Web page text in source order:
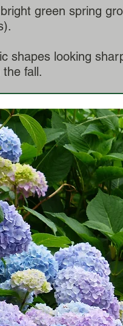
green spring
shapes looking
fall.